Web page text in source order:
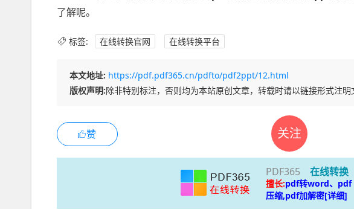
了解呢。
标签: 在线转换官网 在线转换平台
关注
本文地址: https://pdf.pdf365.cn/pdfto/pdf2ppt/12.html
版权声明:除非特别标注，否则均为本站原创文章，转载时请以链接形式注明
赞
PDF365 在线转换
擅长:pdf转word、pdf
压缩,pdf加解密[详细]